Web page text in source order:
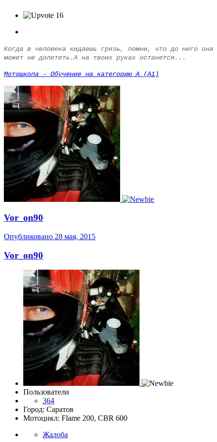
16
Когда в человека кидаешь грязь, помни, что до него она
может не долететь.А на твоих руках останется...
Мотошкола - Обучение на категорию А (А1)
Vor_on90
Опубликовано 28 мая, 2015
Vor_on90
Пользователи
364
Город: Саратов
Мотоцикл: Flame 200, CBR 600
Жалоба